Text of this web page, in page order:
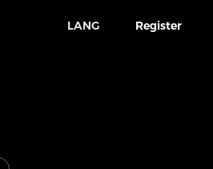
LANG Register